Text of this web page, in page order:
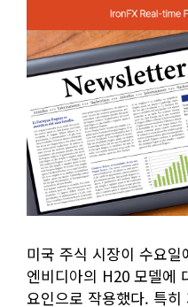
미국 주식 시장이 수요
엔비디아의 H20 모델에
요인으로 작용했다. 특